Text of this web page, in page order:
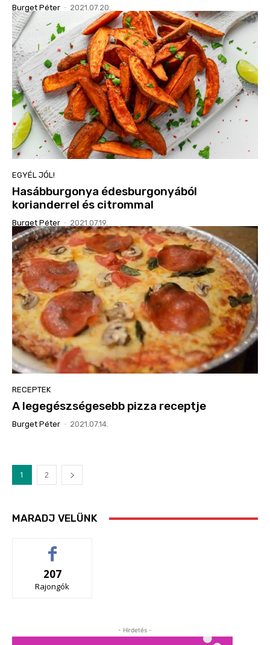
Burget Péter - 2021.07.20.
EGYÉL JÓL!
Hasábburgonya édesburgonyából
korianderrel és citrommal
Burget Péter - 2021.07.19.
RECEPTEK
A legegészségesebb pizza receptje
Burget Péter - 2021.07.14.
1 2
MARADJ VELÜNK
207
Rajongók
- Hirdetés -